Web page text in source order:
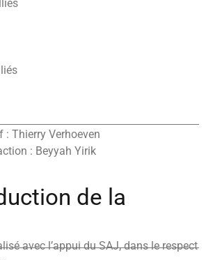
: Thierry Verhoeven
: Beyyah Yirik
de la
avec l’appui du SAJ, dans le respect